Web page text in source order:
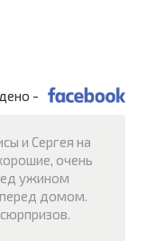
-
и Сергея на
очень
ужином
домом.